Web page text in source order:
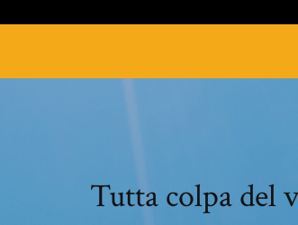
Tutta colpa del